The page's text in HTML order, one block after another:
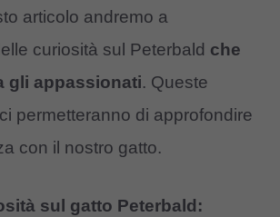
articolo andremo a
curiosità sul Peterbald che
gli appassionati. Queste
permetteranno di approfondire
con il nostro gatto.
sul gatto Peterbald: